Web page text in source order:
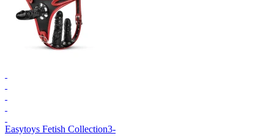
Easytoys Fetish Collection3-